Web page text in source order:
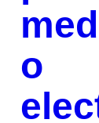
o